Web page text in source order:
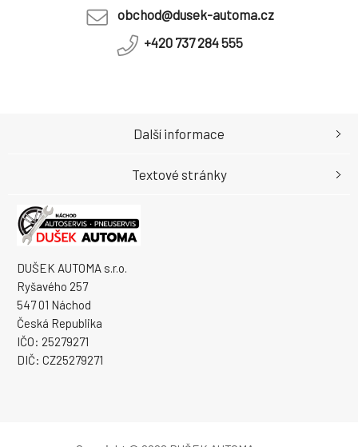
obchod@dusek-automa.cz
+420 737 284 555
DUŠEK AUTOMA s.r.o.
Ryšavého 257
547 01 Náchod
Česká Republika
IČO: 25279271
DIČ: CZ25279271
Další informace
Textové stránky